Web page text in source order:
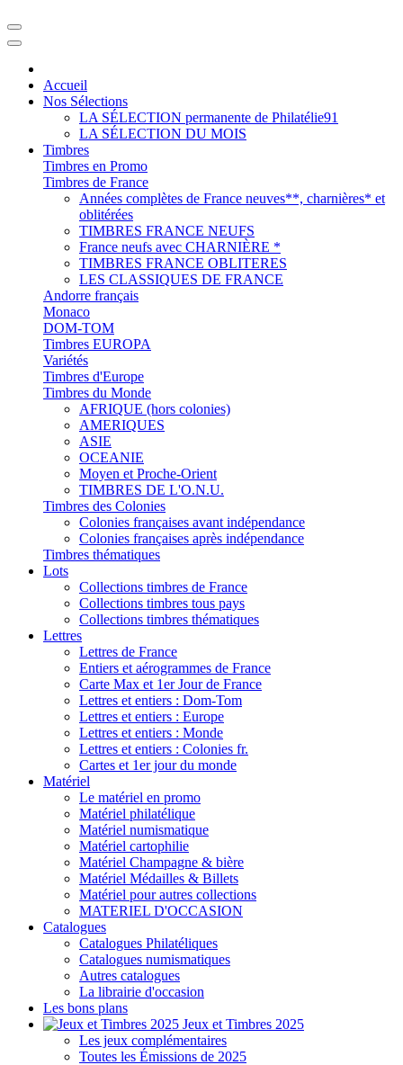
Accueil
Nos Sélections
LA SÉLECTION permanente de Philatélie91
LA SÉLECTION DU MOIS
Timbres
Timbres en Promo
Timbres de France
Années complètes de France neuves**, charnières* et
oblitérées
TIMBRES FRANCE NEUFS
France neufs avec CHARNIÈRE *
TIMBRES FRANCE OBLITERES
LES CLASSIQUES DE FRANCE
Andorre français
Monaco
DOM-TOM
Timbres EUROPA
Variétés
Timbres d'Europe
Timbres du Monde
AFRIQUE (hors colonies)
AMERIQUES
ASIE
OCEANIE
Moyen et Proche-Orient
TIMBRES DE L'O.N.U.
Timbres des Colonies
Colonies françaises avant indépendance
Colonies françaises après indépendance
Timbres thématiques
Lots
Collections timbres de France
Collections timbres tous pays
Collections timbres thématiques
Lettres
Lettres de France
Entiers et aérogrammes de France
Carte Max et 1er Jour de France
Lettres et entiers : Dom-Tom
Lettres et entiers : Europe
Lettres et entiers : Monde
Lettres et entiers : Colonies fr.
Cartes et 1er jour du monde
Matériel
Le matériel en promo
Matériel philatélique
Matériel numismatique
Matériel cartophilie
Matériel Champagne & bière
Matériel Médailles & Billets
Matériel pour autres collections
MATERIEL D'OCCASION
Catalogues
Catalogues Philatéliques
Catalogues numismatiques
Autres catalogues
La librairie d'occasion
Les bons plans
Jeux et Timbres 2025
Les jeux complémentaires
Toutes les Émissions de 2025